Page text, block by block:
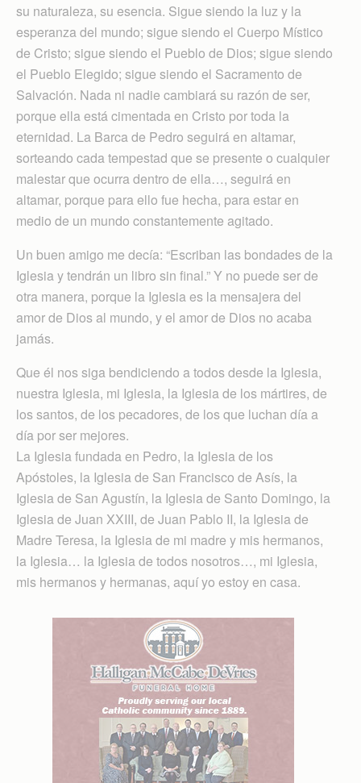
su naturaleza, su esencia. Sigue siendo la luz y la
esperanza del mundo; sigue siendo el Cuerpo Místico
de Cristo; sigue siendo el Pueblo de Dios; sigue siendo
el Pueblo Elegido; sigue siendo el Sacramento de
Salvación. Nada ni nadie cambiará su razón de ser,
porque ella está cimentada en Cristo por toda la
eternidad. La Barca de Pedro seguirá en altamar,
sorteando cada tempestad que se presente o cualquier
malestar que ocurra dentro de ella…, seguirá en
altamar, porque para ello fue hecha, para estar en
medio de un mundo constantemente agitado.
Un buen amigo me decía: “Escriban las bondades de la
Iglesia y tendrán un libro sin final.” Y no puede ser de
otra manera, porque la Iglesia es la mensajera del
amor de Dios al mundo, y el amor de Dios no acaba
jamás.
Que él nos siga bendiciendo a todos desde la Iglesia,
nuestra Iglesia, mi Iglesia, la Iglesia de los mártires, de
los santos, de los pecadores, de los que luchan día a
día por ser mejores.
La Iglesia fundada en Pedro, la Iglesia de los
Apóstoles, la Iglesia de San Francisco de Asís, la
Iglesia de San Agustín, la Iglesia de Santo Domingo, la
Iglesia de Juan XXIII, de Juan Pablo II, la Iglesia de
Madre Teresa, la Iglesia de mi madre y mis hermanos,
la Iglesia… la Iglesia de todos nosotros…, mi Iglesia,
mis hermanos y hermanas, aquí yo estoy en casa.